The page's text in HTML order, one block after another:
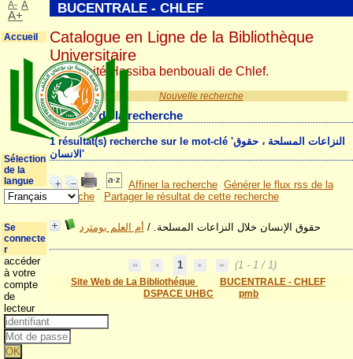
Nouvelle recherche
Résultat de la recherche
1 résultat(s) recherche sur le mot-clé 'النزاعات المسلحة ، حقوق
الانسان'
Affiner la recherche Générer le flux rss de la
recherche
Partager le résultat de cette recherche
حقوق الإنسان خلال النزاعات المسلحة. / أم العلم بومثرد
1 (1 - 1 / 1)
Site Web de La Bibliothéque
BUCENTRALE - CHLEF
DSPACE UHBC
pmb
BUCENTRALE - CHLEF
Catalogue en Ligne de la Bibliothèque
Universitaire
Université Hassiba benbouali de Chlef.
A- A
A+
Accueil
Sélection
de la
langue
Se
connecte
r
accéder
à votre
compte
de
lecteur